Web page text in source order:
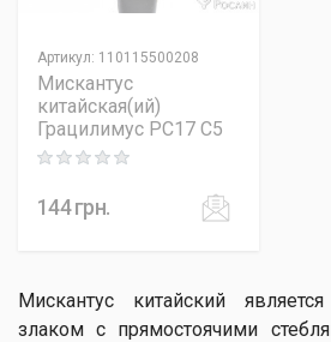
Артикул: 110115500208
Мискантус
китайская(ий)
Грацилимус PC17 C5
Rating: 0 out of 5
144грн.
Мискантус китайский
злаком с прямостоячими